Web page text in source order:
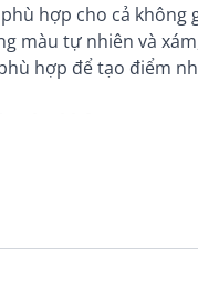
hợp cho cả
màu tự nhiên và
hợp để tạo điểm
cho không gian
phù hợp sử dụng
sắc giữ được sự ổn
bàn trà.